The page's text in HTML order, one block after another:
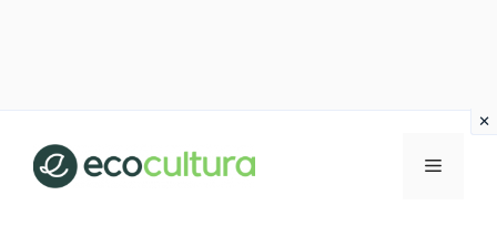
contenuto
MENU